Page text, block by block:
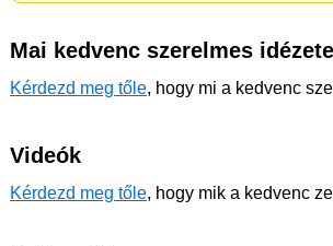
Mai kedvenc szerelmes
Kérdezd meg tőle, hogy mi a kedvenc
Videók
Kérdezd meg tőle, hogy mik a kedvenc